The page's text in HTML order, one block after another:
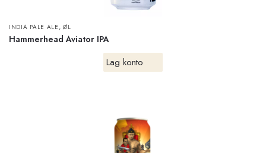
INDIA PALE ALE ,ØL
Hammerhead Aviator IPA
Lag konto